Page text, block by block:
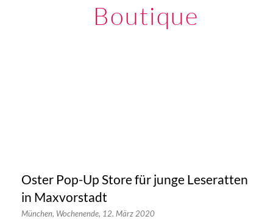
Boutique
Oster Pop-Up Store für junge Leseratten
in Maxvorstadt
München, Wochenende, 12. März 2020